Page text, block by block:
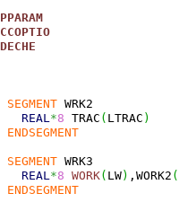
PPARAM
CCOPTIO
DECHE
SEGMENT WRK2
REAL *8 TRAC ( LTRAC )
ENDSEGMENT
SEGMENT WRK3
REAL *8 WORK( LW) ,WORK2 (
ENDSEGMENT